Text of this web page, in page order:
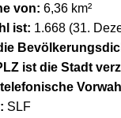
von: 6,36 km²
ist: 1.668 (31.
ist die Stadt
SLF